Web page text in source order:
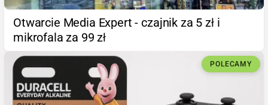
Otwarcie Media Expert - czajnik za 5 zł i
mikrofala za 99 zł
POLECAMY